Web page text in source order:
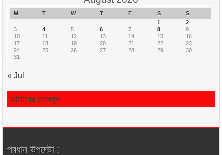
M T W T F S
S
1
2
3
4 5 6 7 8
9
10
11 12 13 14 15
16
17
18 19 20 21 22
23
24
25 26 27 28 29
30
31
« Jul
আমাদের ফেসবুক
প্রধান উপদেষ্টা :